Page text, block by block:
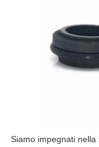
Siamo impegnati